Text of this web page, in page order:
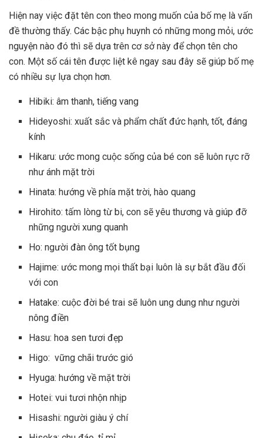
Hiện nay việc đặt tên con theo mong muốn của bố mẹ là vấn
đề thường thấy. Các bậc phụ huynh có những mong mỏi, ước
nguyện nào đó thì sẽ dựa trên cơ sở này để chọn tên cho
con. Một số cái tên được liệt kê ngay sau đây sẽ giúp bố mẹ
có nhiều sự lựa chọn hơn.
Hibiki: âm thanh, tiếng vang
Hideyoshi: xuất sắc và phẩm chất đức hạnh, tốt, đáng
kính
Hikaru: ước mong cuộc sống của bé con sẽ luôn rực rỡ
như ánh mặt trời
Hinata: hướng về phía mặt trời, hào quang
Hirohito: tấm lòng từ bi, con sẽ yêu thương và giúp đỡ
những người xung quanh
Ho: người đàn ông tốt bụng
Hajime: ước mong mọi thất bại luôn là sự bắt đầu đối
với con
Hatake: cuộc đời bé trai sẽ luôn ung dung như người
nông điền
Hasu: hoa sen tươi đẹp
Higo: vững chãi trước gió
Hyuga: hướng về mặt trời
Hotei: vui tươi nhộn nhịp
Hisashi: người giàu ý chí